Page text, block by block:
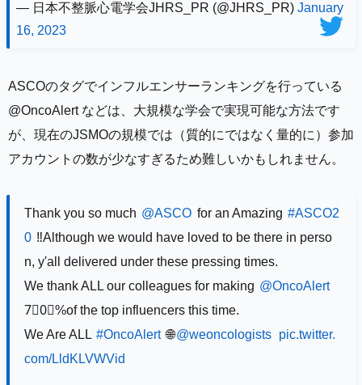
— 日本不整脈心電学会JHRS_PR (@JHRS_PR) January
16, 2023
ASCOのタグでインフルエンサーランキングを行っている
@OncoAlert などは、大規模な学会で実現可能な方法です
が、現在のJSMOの規模では（質的にではなく量的に）参加
アカウントの数が少なすぎるため難しいかもしれません。
Thank you so much @ASCO for an Amazing #ASCO2
0 ‼️Although we would have loved to be there in perso
n, y'all delivered under these pressing times.
We thank ALL our colleagues for making @OncoAlert
7⃣0⃣%of the top influencers this time.
We Are ALL #OncoAlert 🌐@weoncologists pic.twitter.
com/LldKLVWVid